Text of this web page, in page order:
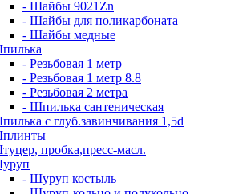
- Шайбы 9021Zn
- Шайбы для поликарбоната
- Шайбы медные
- Резьбовая 1 метр
- Резьбовая 1 метр 8.8
- Резьбовая 2 метра
- Шпилька сантеническая
с глуб.завинчивания 1,5d
пробка,пресс-масл.
- Шуруп костыль